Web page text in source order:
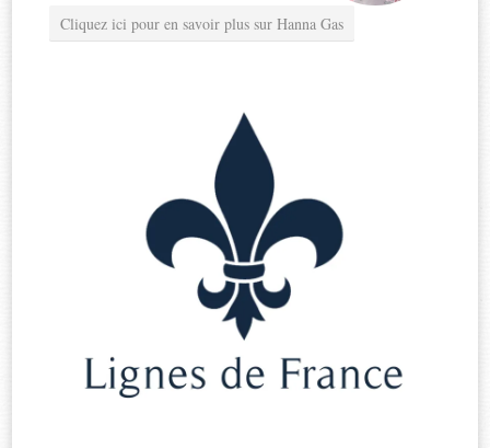
Cliquez ici pour en savoir plus sur Hanna Gas